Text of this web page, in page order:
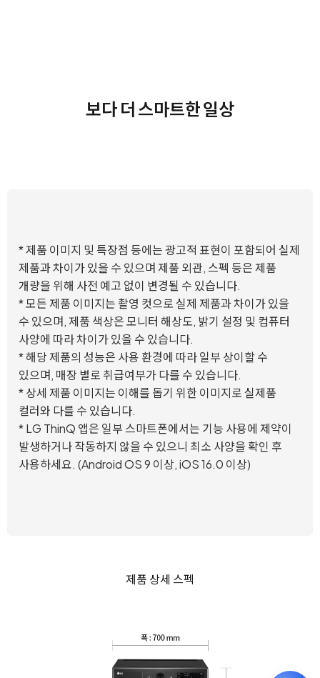
보다 더 스마트한 일상
* 제품 이미지 및 특장점 등에는 광고적 표현이 포함되어 실제
제품과 차이가 있을 수 있으며 제품 외관, 스펙 등은 제품
개량을 위해 사전 예고 없이 변경될 수 있습니다.
* 모든 제품 이미지는 촬영 컷으로 실제 제품과 차이가 있을
수 있으며, 제품 색상은 모니터 해상도, 밝기 설정 및 컴퓨터
사양에 따라 차이가 있을 수 있습니다.
* 해당 제품의 성능은 사용 환경에 따라 일부 상이할 수
있으며, 매장 별로 취급여부가 다를 수 있습니다.
* 상세 제품 이미지는 이해를 돕기 위한 이미지로 실제품
컬러와 다를 수 있습니다.
* LG ThinQ 앱은 일부 스마트폰에서는 기능 사용에 제약이
발생하거나 작동하지 않을 수 있으니 최소 사양을 확인 후
사용하세요. (Android OS 9 이상, iOS 16.0 이상)
제품 상세 스펙